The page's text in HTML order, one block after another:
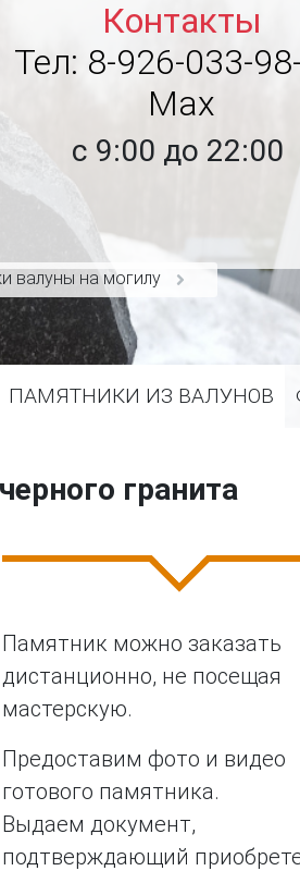
Контакты
Тел: 8-926-033-
Max
с 9:00 до 22:00
ПАМЯТНИКИ ИЗ ВАЛУНОВ
валуны на могилу
гранита
Памятник можно заказать
дистанционно, не посещая
мастерскую.
Предоставим фото и видео
готового памятника.
Выдаем документ,
подтверждающий